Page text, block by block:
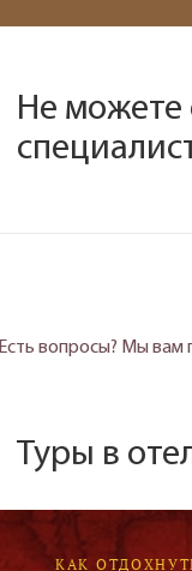
Не можете
Есть вопросы? Мы вам
Туры в
КАК